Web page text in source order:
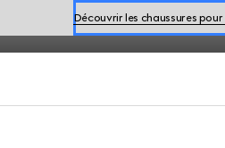
Réservez un rendez-vous
par un style sans effort pour la